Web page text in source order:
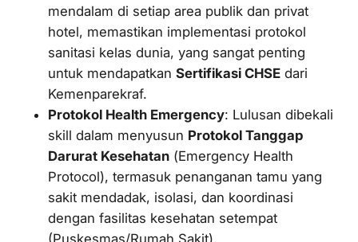
mendalam di setiap area publik dan privat
hotel, memastikan implementasi protokol
sanitasi kelas dunia, yang sangat penting
untuk mendapatkan Sertifikasi CHSE dari
Kemenparekraf.
Protokol Health Emergency: Lulusan dibekali
skill dalam menyusun Protokol Tanggap
Darurat Kesehatan (Emergency Health
Protocol), termasuk penanganan tamu yang
sakit mendadak, isolasi, dan koordinasi
dengan fasilitas kesehatan setempat